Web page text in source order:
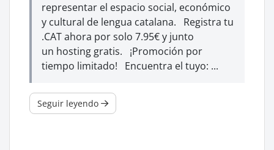
representar el espacio social, económico
y cultural de lengua catalana. Registra tu
.CAT ahora por solo 7.95€ y junto
un hosting gratis. ¡Promoción por
tiempo limitado! Encuentra el tuyo: ...
Seguir leyendo